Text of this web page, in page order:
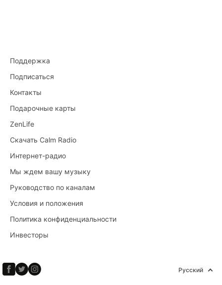
Поддержка
Подписаться
Контакты
Подарочные карты
ZenLife
Скачать Calm Radio
Интернет-радио
Мы ждем вашу музыку
Руководство по каналам
Условия и положения
Политика конфиденциальности
Инвесторы
Русский